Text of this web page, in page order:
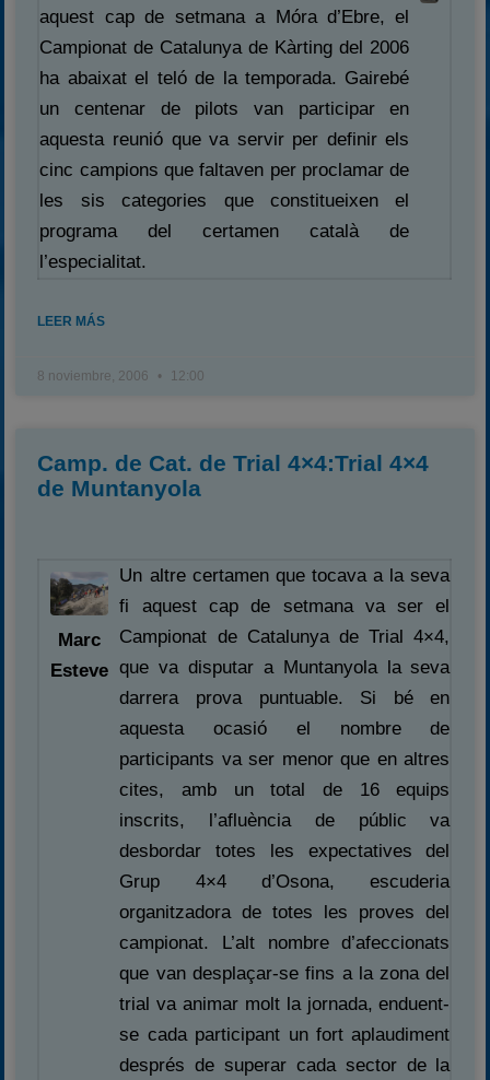
aquest cap de setmana a Móra d’Ebre, el
Campionat de Catalunya de Kàrting del 2006
ha abaixat el teló de la temporada. Gairebé
un centenar de pilots van participar en
aquesta reunió que va servir per definir els
cinc campions que faltaven per proclamar de
les sis categories que constitueixen el
programa del certamen català de
l’especialitat.
LEER MÁS
8 noviembre, 2006 12:00
Camp. de Cat. de Trial 4×4:Trial 4×4
de Muntanyola
Marc
Esteve
Un altre certamen que tocava a la seva
fi aquest cap de setmana va ser el
Campionat de Catalunya de Trial 4×4,
que va disputar a Muntanyola la seva
darrera prova puntuable. Si bé en
aquesta ocasió el nombre de
participants va ser menor que en altres
cites, amb un total de 16 equips
inscrits, l’afluència de públic va
desbordar totes les expectatives del
Grup 4×4 d’Osona, escuderia
organitzadora de totes les proves del
campionat. L’alt nombre d’afeccionats
que van desplaçar-se fins a la zona del
trial va animar molt la jornada, enduent-
se cada participant un fort aplaudiment
després de superar cada sector de la